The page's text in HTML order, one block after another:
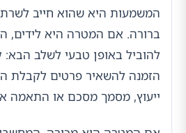
המשמעות היא שהוא חייב
ברורה. אם המטרה היא לידים,
להוביל באופן טבעי לשלב
הזמנה להשאיר פרטים לקבלת
ייעוץ, מסמך מסכם או התאמה